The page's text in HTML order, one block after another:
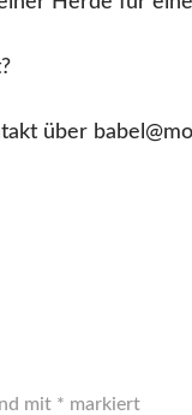
über
mit * markiert